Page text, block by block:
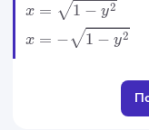
x = 1 − y2
x = − 1 − y2